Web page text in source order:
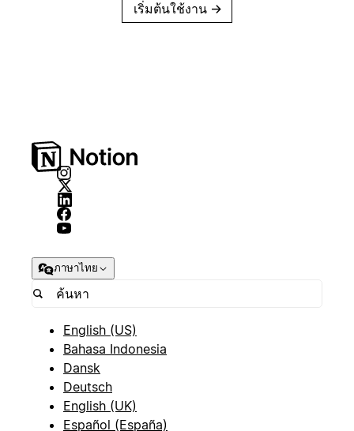
เริ่มต้นใช้งาน →
ภาษาไทย
English (US)
Bahasa Indonesia
Dansk
Deutsch
English (UK)
Español (España)